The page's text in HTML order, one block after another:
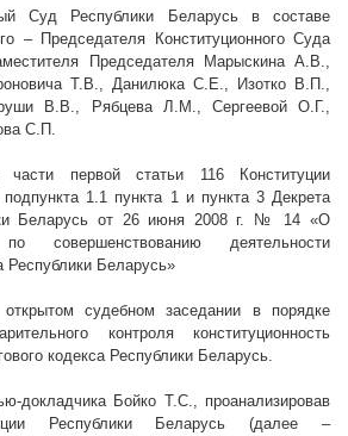
Суд Республики Беларусь в составе
– Председателя Конституционного Суда
Председателя Марыскина А.В.,
Т.В., Данилюка С.Е., Изотко В.П.,
В.В., Рябцева Л.М., Сергеевой О.Г.,
С.П.
части первой статьи 116 Конституции
1.1 пункта 1 и пункта 3 Декрета
Беларусь от 26 июня 2008 г. № 14 «О
совершенствованию деятельности
Республики Беларусь»
судебном заседании в порядке
контроля конституционность
кодекса Республики Беларусь.
докладчика Бойко Т.С., проанализировав
Республики Беларусь (далее –